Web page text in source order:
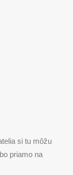
si tu môžu
priamo na